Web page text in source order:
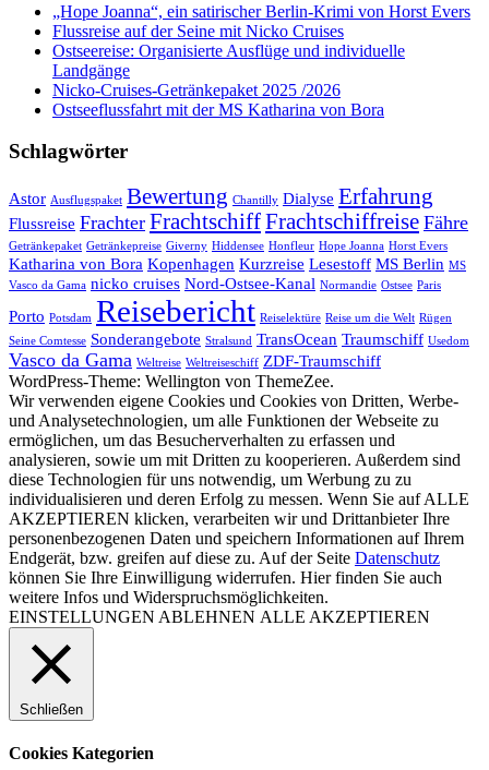
„Hope Joanna“, ein satirischer Berlin-Krimi von Horst Evers
Flussreise auf der Seine mit Nicko Cruises
Ostseereise: Organisierte Ausflüge und individuelle
Landgänge
Nicko-Cruises-Getränkepaket 2025 /2026
Ostseeflussfahrt mit der MS Katharina von Bora
Schlagwörter
Astor Ausflugspaket Bewertung Chantilly Dialyse Erfahrung
Flussreise Frachter FrachtschiffFrachtschiffreise Fähre
Getränkepaket Getränkepreise Giverny Hiddensee Honfleur Hope Joanna Horst Evers
Katharina von Bora Kopenhagen Kurzreise Lesestoff MS Berlin MS
Vasco da Gama nicko cruises Nord-Ostsee-Kanal Normandie Ostsee Paris
Porto Potsdam Reisebericht Reiselektüre Reise um die Welt Rügen
Seine Comtesse Sonderangebote Stralsund TransOcean Traumschiff Usedom
Vasco da Gama Weltreise Weltreiseschiff ZDF-Traumschiff
WordPress-Theme: Wellington von ThemeZee.
Wir verwenden eigene Cookies und Cookies von Dritten, Werbe-
und Analysetechnologien, um alle Funktionen der Webseite zu
ermöglichen, um das Besucherverhalten zu erfassen und
analysieren, sowie um mit Dritten zu kooperieren. Außerdem sind
diese Technologien für uns notwendig, um Werbung zu zu
individualisieren und deren Erfolg zu messen. Wenn Sie auf ALLE
AKZEPTIEREN klicken, verarbeiten wir und Drittanbieter Ihre
personenbezogenen Daten und speichern Informationen auf Ihrem
Endgerät, bzw. greifen auf diese zu. Auf der Seite Datenschutz
können Sie Ihre Einwilligung widerrufen. Hier finden Sie auch
weitere Infos und Widerspruchsmöglichkeiten.
EINSTELLUNGEN ABLEHNEN ALLE AKZEPTIEREN
Schließen
Cookies Kategorien